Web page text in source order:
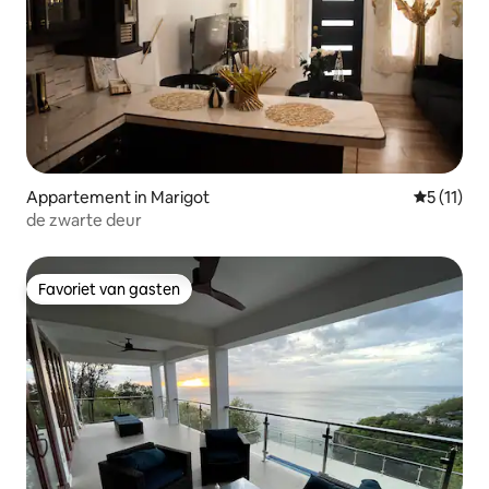
Appartement in Marigot
5 (11)
de zwarte deur
Favoriet van gasten
Favoriet van gasten